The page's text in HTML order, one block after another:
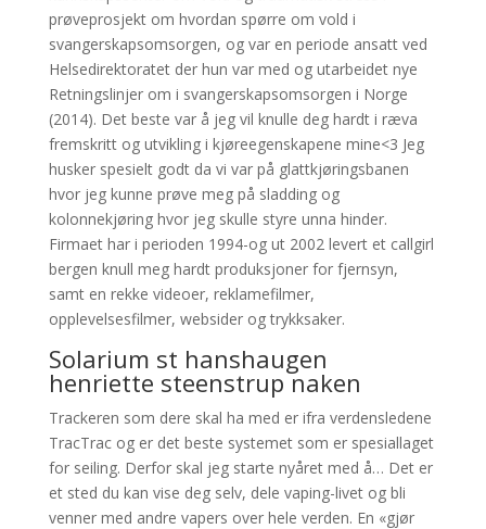
prøveprosjekt om hvordan spørre om vold i
svangerskapsomsorgen, og var en periode ansatt ved
Helsedirektoratet der hun var med og utarbeidet nye
Retningslinjer om i svangerskapsomsorgen i Norge
(2014). Det beste var å jeg vil knulle deg hardt i ræva
fremskritt og utvikling i kjøreegenskapene mine<3 Jeg
husker spesielt godt da vi var på glattkjøringsbanen
hvor jeg kunne prøve meg på sladding og
kolonnekjøring hvor jeg skulle styre unna hinder.
Firmaet har i perioden 1994-og ut 2002 levert et callgirl
bergen knull meg hardt produksjoner for fjernsyn,
samt en rekke videoer, reklamefilmer,
opplevelsesfilmer, websider og trykksaker.
Solarium st hanshaugen
henriette steenstrup naken
Trackeren som dere skal ha med er ifra verdensledene
TracTrac og er det beste systemet som er spesiallaget
for seiling. Derfor skal jeg starte nyåret med å… Det er
et sted du kan vise deg selv, dele vaping-livet og bli
venner med andre vapers over hele verden. En «gjør